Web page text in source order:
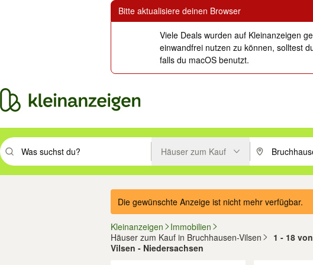
Bitte aktualisiere deinen Browser
Viele Deals wurden auf Kleinanzeigen
einwandfrei nutzen zu können, solltest
falls du macOS benutzt.
Suchbegriff eingeben. Eingabetaste drücken um zu suchen, oder Vorschläge mit
Häuser zum Kauf PLZ oder Ort
Die gewünschte Anzeige ist nicht mehr verfügbar.
Kleinanzeigen
Immobilien
Häuser zum Kauf in Bruchhausen-Vilsen
1 - 18
Vilsen - Niedersachsen